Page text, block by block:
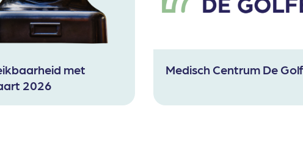
met
2026
Medisch Centrum De